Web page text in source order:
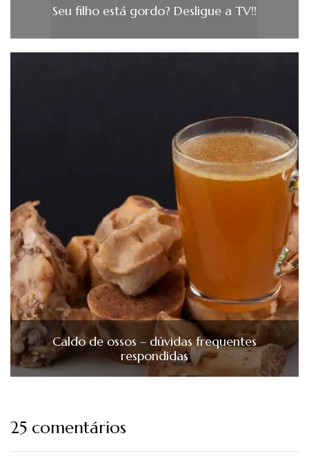
Seu filho está gordo? Desligue a TV!!
Caldo de ossos – dúvidas frequentes
respondidas
25 comentários